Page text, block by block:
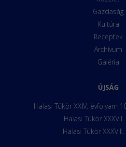
Gazdaság
Kultúra
Receptek
Archívum
Galéria
ÚJSÁG
Halasi Tükör XXIV. évfolyam
Halasi Tükör
Halasi Tükör